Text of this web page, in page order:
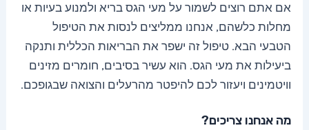
אם אתם רוצים לשמור על מעי הגס בריא ולמנוע בעיות או
מחלות כלשהם, אנחנו ממליצים לנסות את הטיפול
הטבעי הבא. טיפול זה ישפר את הבריאות הכללית ותנקה
ביעילות את מעי הגס. הוא עשיר בסיבים, חומרים מזינים
וויטמינים ויעזור לכם להיפטר מהרעלים והצואה שבגופכם.
מה אנחנו צריכים?